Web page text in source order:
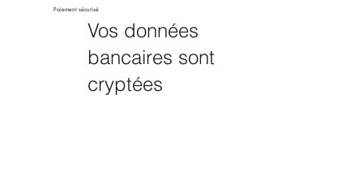
Paiement sécurisé
Vos données
bancaires sont
cryptées